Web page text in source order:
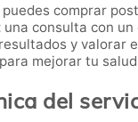
puedes comprar
una consulta con
y valorar
mejorar tu
del